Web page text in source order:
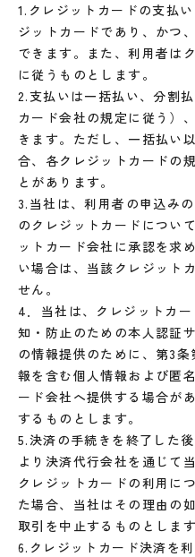
1.クレジットカードの支払
ジットカードであり、かつ
できます。また、利用者は
に従うものとします。
2.支払いは一括払い、分割
カード会社の規定に従う）
きます。ただし、一括払い
合、各クレジットカードの
とがあります。
3.当社は、利用者の申込み
のクレジットカードについ
ットカード会社に承認を求
い場合は、当該クレジット
せん。
4．当社は、クレジットカ
知・防止のための本人認証
の情報提供のために、第3
報を含む個人情報および匿
ード会社へ提供する場合が
するものとします。
5.決済の手続きを終了した
より決済代行会社を通じて
クレジットカードの利用に
た場合、当社はその理由の
取引を中止するものとします
6.クレジットカード決済を